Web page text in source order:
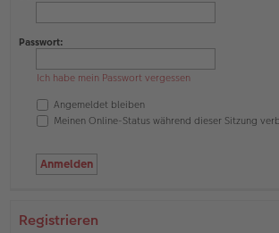
Passwort:
Ich habe mein Passwort vergessen
Angemeldet bleiben
Meinen Online-Status während dieser Sitzung
Registrieren